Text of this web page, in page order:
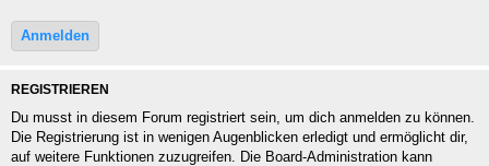
REGISTRIEREN
Du musst in diesem Forum registriert sein, um dich anmelden zu können.
Die Registrierung ist in wenigen Augenblicken erledigt und ermöglicht dir,
auf weitere Funktionen zuzugreifen. Die Board-Administration kann